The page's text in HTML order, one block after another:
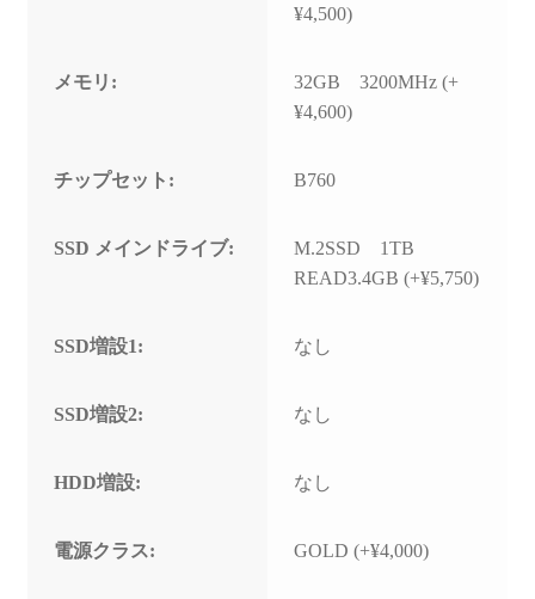
¥4,500)
メモリ:
32GB 3200MHz (+
¥4,600)
チップセット: B760
SSD メインドライブ:
M.2SSD 1TB
READ3.4GB (+¥5,750)
SSD増設1: なし
SSD増設2: なし
HDD増設: なし
電源クラス: GOLD (+¥4,000)